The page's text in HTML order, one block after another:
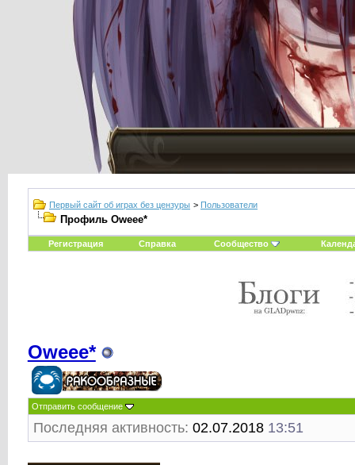
Первый сайт об играх без цензуры > Пользователи
Профиль Oweee*
Регистрация Справка Сообщество
Oweee*
Отправить сообщение
Последняя активность: 02.07.2018 13:51